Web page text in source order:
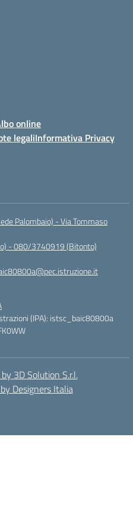
online
legaliInformativa Privacy
Palombaio) - Via Tommaso
- 080/3740919 (Bitonto)
(IPA): istsc_baic80800a
3D Solution S.r.l.
Designers Italia